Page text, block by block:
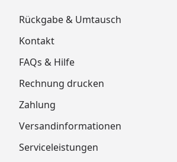
Rückgabe & Umtausch
Kontakt
FAQs & Hilfe
Rechnung drucken
Zahlung
Versandinformationen
Serviceleistungen